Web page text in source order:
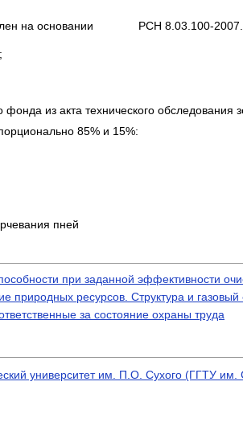
на основании РСН 8.03.100-2007.
фонда из акта технического
85% и 15%:
пней
при заданной эффективности
природных ресурсов. Структура и
за состояние охраны труда
университет им. П.О. Сухого (ГГТУ им.